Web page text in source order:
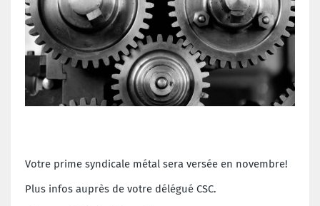
Votre prime syndicale métal sera versée en novembre!
Plus infos auprès de votre délégué CSC.